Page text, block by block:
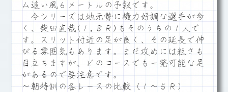
ム追い風６メートルの予報です。
今シリーズは地元勢に機力好調な選手が多
く、柴田直哉(１,８Ｒ)もそのうちの１人で
す。スリット付近の足が良く、その延長で伸
びる雰囲気もあります。まだ攻めには粗さも
目立ちますが、どのコースでも一発可能な足
があるので要注意です。
～朝特訓の各レースの比較（１～５Ｒ）